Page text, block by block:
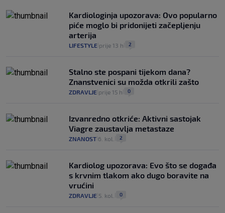
Kardiologinja upozorava: Ovo popularno
piće moglo bi pridonijeti začepljenju
arterija
LIFESTYLE prije 13 h 2
Stalno ste pospani tijekom dana?
Znanstvenici su možda otkrili zašto
ZDRAVLJE prije 15 h 0
Izvanredno otkriće: Aktivni sastojak
Viagre zaustavlja metastaze
ZNANOST 6. kol. 2
Kardiolog upozorava: Evo što se događa
s krvnim tlakom ako dugo boravite na
vrućini
ZDRAVLJE 5. kol. 0